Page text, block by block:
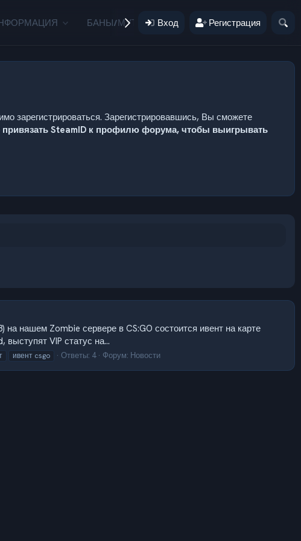
БАНЫ/МУТЫ ПОЖЕРТВОВАНИЯ
Вход Регистрация
зарегистрироваться. Зарегистрировавшись, Вы сможете
привязать SteamID к профилю форума, чтобы выигрывать
нашем Zombie сервере в CS:GO состоится ивент на карте
VIP статус на...
ивент csgo Ответы: 4 Форум: Новости